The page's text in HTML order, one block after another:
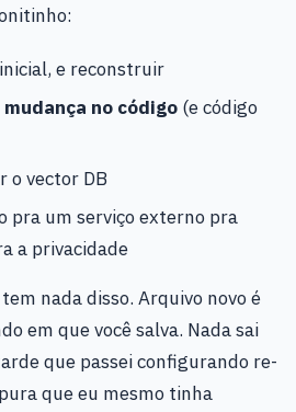
e reconstruir
mudança no código (e código
o vector DB
pra um serviço externo pra
a privacidade
nada disso. Arquivo novo é
em que você salva. Nada sai
que passei configurando re-
que eu mesmo tinha